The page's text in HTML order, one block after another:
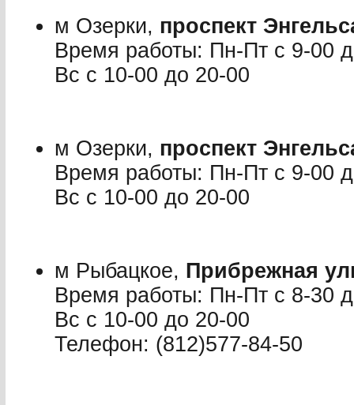
м Озерки, проспект
Время работы: Пн-Пт с 9-00
Вс с 10-00 до 20-00
м Озерки, проспект
Время работы: Пн-Пт с 9-00
Вс с 10-00 до 20-00
м Рыбацкое, Прибрежная
Время работы: Пн-Пт с 8-30
Вс с 10-00 до 20-00
Телефон: (812)577-84-50